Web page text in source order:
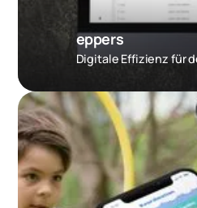
eppers